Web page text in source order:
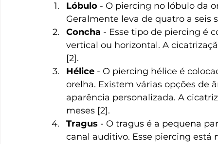
Lóbulo - O piercing no lóbulo da
Geralmente leva de quatro a seis
Concha - Esse tipo de piercing é
vertical ou horizontal. A
[2].
Hélice - O piercing hélice é
orelha. Existem várias opções de
aparência personalizada. A
meses [2].
Tragus - O tragus é a pequena
canal auditivo. Esse piercing